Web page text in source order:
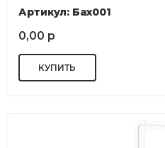
Артикул: Бах001
0,00 р